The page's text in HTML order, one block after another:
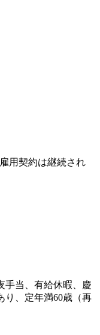
用契約は継続され
手当、有給休暇、慶
り、定年満60歳（再